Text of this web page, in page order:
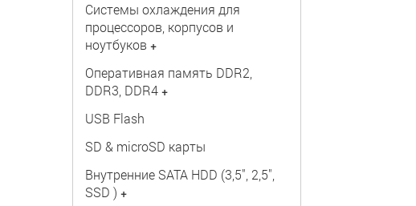
Системы охлаждения для
процессоров, корпусов и
ноутбуков +
Оперативная память DDR2,
DDR3, DDR4 +
USB Flash
SD & microSD карты
Внутренние SATA HDD (3,5", 2,5",
SSD ) +